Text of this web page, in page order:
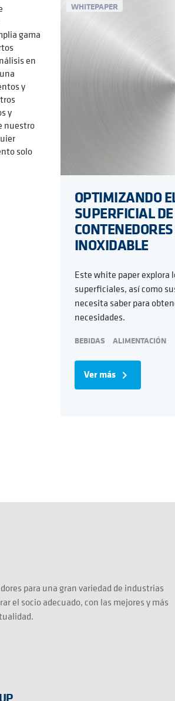
gama
en
y
y
nuestro
solo
WHITEPAPER
OPTIMIZANDO
SUPERFICIAL
INOXIDABLE
Este white paper explora
superficiales, así como
necesita saber para
necesidades.
BEBIDAS ALIMENTACIÓN
Ver más navigate_next
para una gran variedad de industrias
el socio adecuado, con las mejores y más